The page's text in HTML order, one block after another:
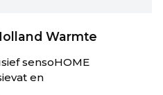
Warmte
sensoHOME
en